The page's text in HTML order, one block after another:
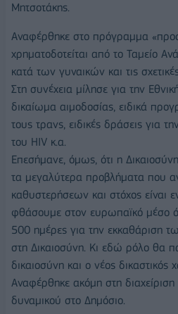
Μητσοτάκης.
Αναφέρθηκε στο πρόγραμμα
χρηματοδοτείται από το Ταμείο
κατά των γυναικών και τις
Στη συνέχεια μίλησε για την
δικαίωμα αιμοδοσίας, ειδικά
τους τρανς, ειδικές δράσεις για
του HIV κ.α.
Επεσήμανε, όμως, ότι η
τα μεγαλύτερα προβλήματα που
καθυστερήσεων και στόχος είναι
φθάσουμε στον ευρωπαϊκό μέσο
500 ημέρες για την εκκαθάριση
στη Δικαιοσύνη. Κι εδώ ρόλο θα
δικαιοσύνη και ο νέος δικαστικός
Αναφέρθηκε ακόμη στη
δυναμικού στο Δημόσιο.